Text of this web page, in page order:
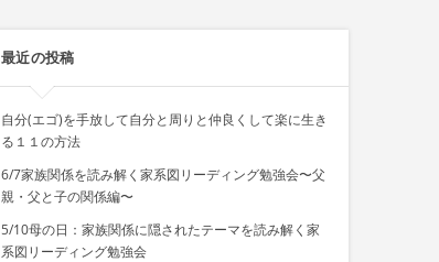
最近の投稿
自分(エゴ)を手放して自分と周りと仲良くして楽に生き
る１１の方法
6/7家族関係を読み解く家系図リーディング勉強会〜父
親・父と子の関係編〜
5/10母の日：家族関係に隠されたテーマを読み解く家
系図リーディング勉強会